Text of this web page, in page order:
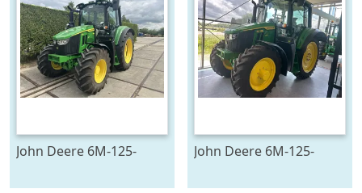
John Deere 6M-125-
John Deere 6M-125-